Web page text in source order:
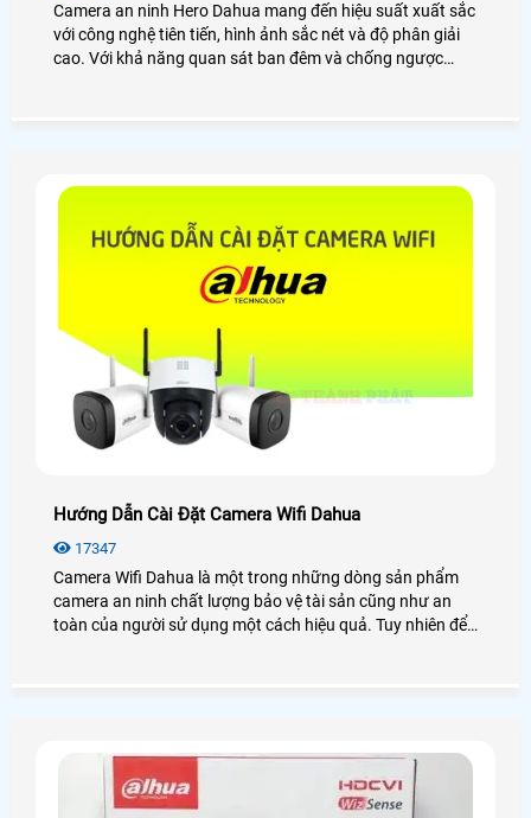
Camera an ninh Hero Dahua mang đến hiệu suất xuất sắc
với công nghệ tiên tiến, hình ảnh sắc nét và độ phân giải
cao. Với khả năng quan sát ban đêm và chống ngược
Hướng Dẫn Cài Đặt Camera Wifi Dahua
17347
Camera Wifi Dahua là một trong những dòng sản phẩm
camera an ninh chất lượng bảo vệ tài sản cũng như an
toàn của người sử dụng một cách hiệu quả. Tuy nhiên để